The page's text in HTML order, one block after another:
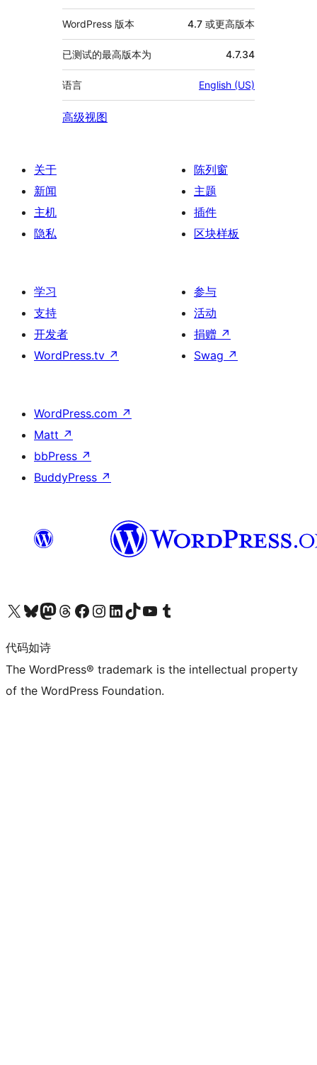
WordPress 版本 4.7 或更高版本
已测试的最高版本为 4.7.34
语言 English (US)
高级视图
关于
新闻
主机
隐私
陈列窗
主题
插件
区块样板
学习
支持
开发者
WordPress.tv ↗
参与
活动
捐赠 ↗
Swag ↗
WordPress.com ↗
Matt ↗
bbPress ↗
BuddyPress ↗
关注我们的 X（原 Twitter）账号访问我们的 Bluesky 账号关注我们的 Mastodon 账号访问我们的 Threads 账号 访问我们的 Facebook 公共主页关注我们的 Instagram 账号 关注我们的 LinkedIn 主页访问我们的 TikTok 账号访问我们的 YouTube 频道 访问我们的 Tumblr 账号
代码如诗
The WordPress® trademark is the intellectual property
of the WordPress Foundation.